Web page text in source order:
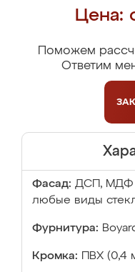
Цена:
Поможем
Ответим
Фасад: ДСП, МДФ
любые виды
Фурнитура:
Кромка: ПВХ (0,4